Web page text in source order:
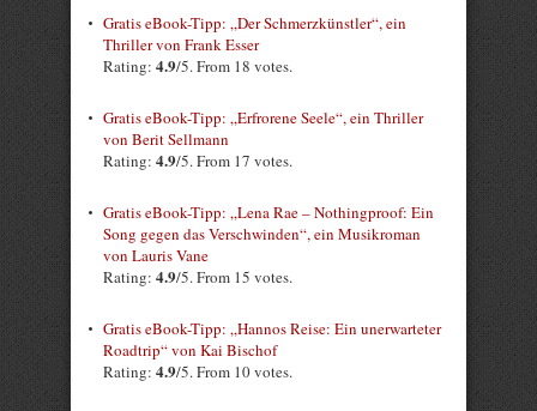
Gratis eBook-Tipp: „Der Schmerzkünstler“, ein
Thriller von Frank Esser
Rating: 4.9/5. From 18 votes.
Gratis eBook-Tipp: „Erfrorene Seele“, ein Thriller
von Berit Sellmann
Rating: 4.9/5. From 17 votes.
Gratis eBook-Tipp: „Lena Rae – Nothingproof: Ein
Song gegen das Verschwinden“, ein Musikroman
von Lauris Vane
Rating: 4.9/5. From 15 votes.
Gratis eBook-Tipp: „Hannos Reise: Ein unerwarteter
Roadtrip“ von Kai Bischof
Rating: 4.9/5. From 10 votes.